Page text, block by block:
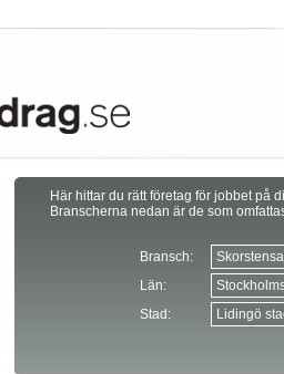
Här hittar du rätt företag för jobbet på
Branscherna nedan är de som
Bransch:
Län:
Stad: